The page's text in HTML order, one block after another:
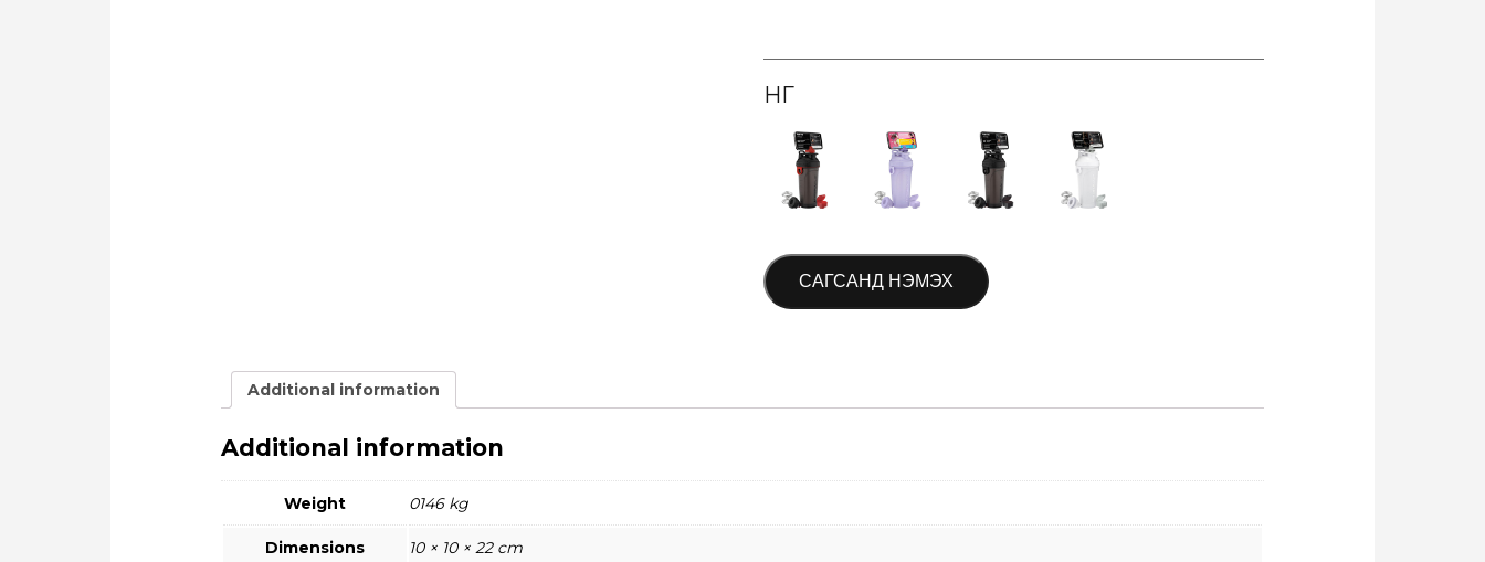
ӨНГӨ
САГСАНД НЭМЭХ
Additional information
Additional information
Weight 0146 kg
Dimensions 10 × 10 × 22 cm